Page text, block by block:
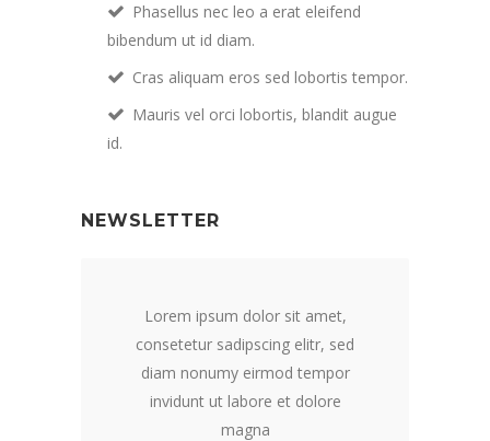
Phasellus nec leo a erat eleifend
bibendum ut id diam.
Cras aliquam eros sed lobortis tempor.
Mauris vel orci lobortis, blandit augue
id.
NEWSLETTER
Lorem ipsum dolor sit amet,
consetetur sadipscing elitr, sed
diam nonumy eirmod tempor
invidunt ut labore et dolore
magna